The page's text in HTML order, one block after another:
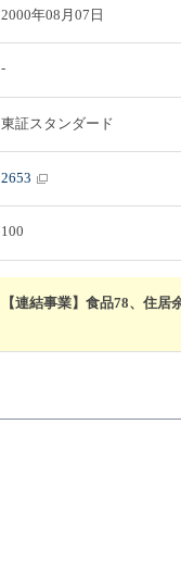
2000年08月07日
-
東証スタンダード
2653
100
【連結事業】食品78、住